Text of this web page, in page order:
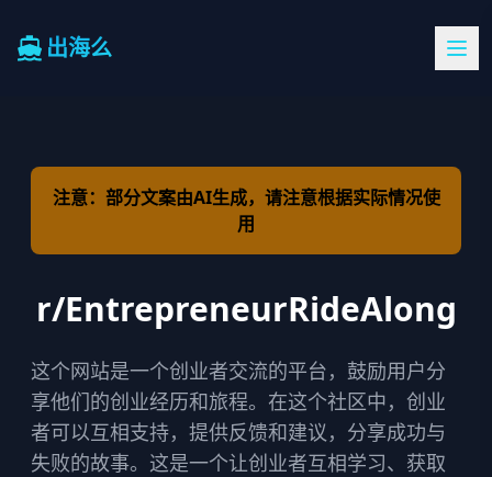
出海么
注意：部分文案由AI生成，请注意根据实际情况使
用
r/EntrepreneurRideAlong
这个网站是一个创业者交流的平台，鼓励用户分
享他们的创业经历和旅程。在这个社区中，创业
者可以互相支持，提供反馈和建议，分享成功与
失败的故事。这是一个让创业者互相学习、获取